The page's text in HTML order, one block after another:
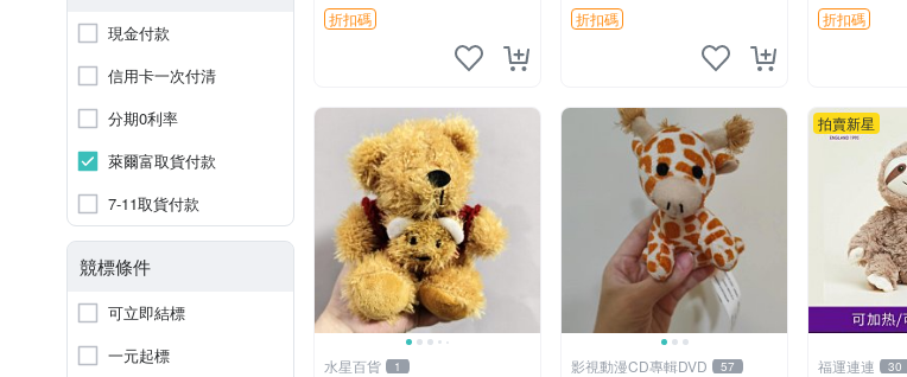
現金付款
信用卡一次付清
分期0利率
萊爾富取貨付款
7-11取貨付款
競標條件
可立即結標
一元起標
寶逗樂具
折扣碼
擺飾
折扣碼
折扣碼
水星百貨 1 影視動漫CD專輯DVD 57
拍賣新星
福運連連 30